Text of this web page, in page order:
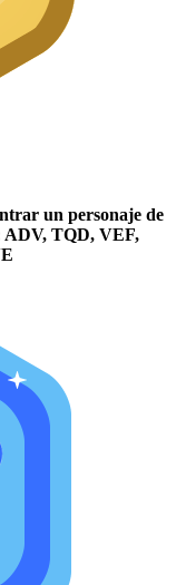
un personaje de
ADV, TQD, VEF,